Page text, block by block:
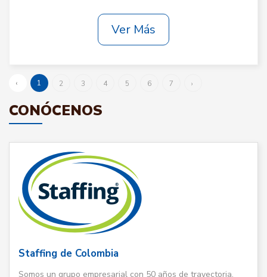
Ver Más
‹ 1 2 3 4 5 6 7 ›
CONÓCENOS
Staffing de Colombia
Somos un grupo empresarial con 50 años de trayectoria,